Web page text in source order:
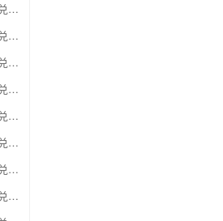
移动充值卡（面值千万别选错）兑换平安1768欢乐豆
移动充值卡（面值千万别选错）兑换金山一卡通
移动充值卡（面值千万别选错）兑换汉购通
移动充值卡（面值千万别选错）兑换肯德基
移动充值卡（面值千万别选错）兑换CoCo
移动充值卡（面值千万别选错）兑换COSTA
移动充值卡（面值千万别选错）兑换滴滴打车
移动充值卡（面值千万别选错）兑换锦江e卡通(锦江一卡通)